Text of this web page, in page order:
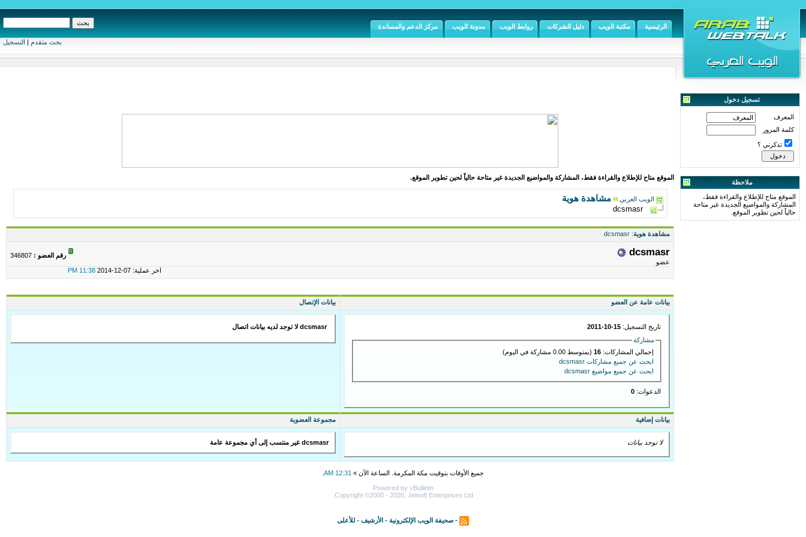
بحث متقدم | التسجيل
الرئيسية مكتبة الويب دليل الشركات روابط الويب مدونة الويب مركز الدعم والمساندة
تسجيل دخول
المعرف
كلمة المرور
تذكرني ؟
ملاحظة
الموقع متاح للإطلاع والقراءة فقط،
المشاركة والمواضيع الجديدة غير متاحة
حالياً لحين تطوير الموقع.
الموقع متاح للإطلاع والقراءة فقط، المشاركة والمواضيع الجديدة غير متاحة حالياً لحين تطوير الموقع.
الويب العربي مشاهدة هوية
dcsmasr
مشاهدة هوية: dcsmasr
dcsmasr
عضو
رقم العضو :
اخر عملية: 07-12-2014 11:38 PM
بيانات عامة عن العضو بيانات الإتصال
تاريخ التسجيل: 15-10-2011
مشاركة
إجمالي المشاركات:16 (بمتوسط 0.00 مشاركة في اليوم)
ابحث عن جميع مشاركات dcsmasr
ابحث عن جميع مواضيع dcsmasr
الدعوات: 0
dcsmasr لا توجد لديه بيانات اتصال
بيانات إضافية مجموعة العضوية
لا توجد بيانات dcsmasr غير منتسب إلى أي مجموعة عامة
جميع الأوقات بتوقيت مكة المكرمة. الساعة الآن » 12:31 AM
Powered by vBulletin
Copyright ©2000 - 2026, Jelsoft Enterprises Ltd.
- صحيفة الويب الإلكترونية - الأرشيف - للأعلى